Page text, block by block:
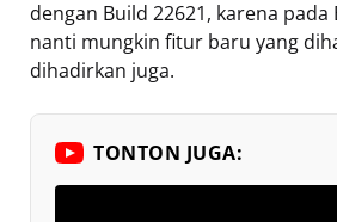
dengan Build 22621, karena pada
nanti mungkin fitur baru yang
dihadirkan juga.
TONTON JUGA: